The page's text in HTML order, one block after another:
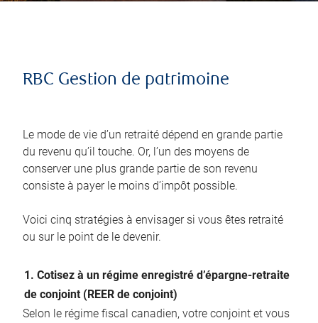
RBC Gestion de patrimoine
Le mode de vie d’un retraité dépend en grande partie
du revenu qu’il touche. Or, l’un des moyens de
conserver une plus grande partie de son revenu
consiste à payer le moins d’impôt possible.
Voici cinq stratégies à envisager si vous êtes retraité
ou sur le point de le devenir.
1. Cotisez à un régime enregistré d’épargne-retraite
de conjoint (REER de conjoint)
Selon le régime fiscal canadien, votre conjoint et vous